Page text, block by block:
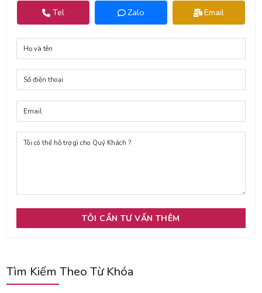
Tel Zalo Email
Tìm Kiếm Theo Từ Khóa